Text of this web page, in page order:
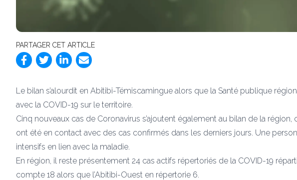
PARTAGER CET ARTICLE
Le bilan s’alourdit en Abitibi-Témiscamingue alors que la Santé publique
avec la COVID-19 sur le territoire.
Cinq nouveaux cas de Coronavirus s’ajoutent également au bilan de la
ont été en contact avec des cas confirmés dans les derniers jours. Une
intensifs en lien avec la maladie.
En région, il reste présentement 24 cas actifs répertoriés de la COVID-19
compte 18 alors que l’Abitibi-Ouest en répertorie 6.